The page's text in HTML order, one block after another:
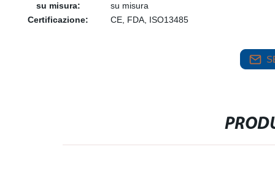
su misura:
su misura
Certificazione:
CE, FDA, ISO13485